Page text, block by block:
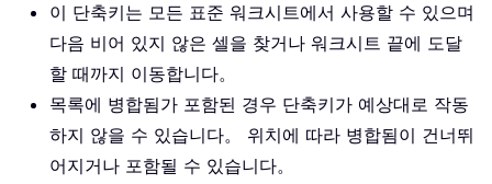
이 단축키는 모든 표준 워크시트에서 사용할 수 있으며
다음 비어 있지 않은 셀을 찾거나 워크시트 끝에 도달
할 때까지 이동합니다。
목록에 병합됨가 포함된 경우 단축키가 예상대로 작동
하지 않을 수 있습니다。 위치에 따라 병합됨이 건너뛰
어지거나 포함될 수 있습니다。